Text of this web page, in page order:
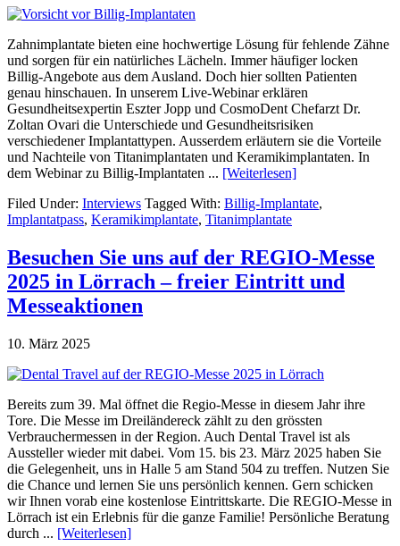
Zahnimplantate bieten eine hochwertige Lösung für fehlende Zähne
und sorgen für ein natürliches Lächeln. Immer häufiger locken
Billig-Angebote aus dem Ausland. Doch hier sollten Patienten
genau hinschauen. In unserem Live-Webinar erklären
Gesundheitsexpertin Eszter Jopp und CosmoDent Chefarzt Dr.
Zoltan Ovari die Unterschiede und Gesundheitsrisiken
verschiedener Implantattypen. Ausserdem erläutern sie die Vorteile
und Nachteile von Titanimplantaten und Keramikimplantaten. In
dem Webinar zu Billig-Implantaten ... [Weiterlesen]
Filed Under: Interviews Tagged With: Billig-Implantate,
Implantatpass, Keramikimplantate, Titanimplantate
Besuchen Sie uns auf der REGIO-Messe
2025 in Lörrach – freier Eintritt und
Messeaktionen
10. März 2025
Bereits zum 39. Mal öffnet die Regio-Messe in diesem Jahr ihre
Tore. Die Messe im Dreiländereck zählt zu den grössten
Verbrauchermessen in der Region. Auch Dental Travel ist als
Aussteller wieder mit dabei. Vom 15. bis 23. März 2025 haben Sie
die Gelegenheit, uns in Halle 5 am Stand 504 zu treffen. Nutzen Sie
die Chance und lernen Sie uns persönlich kennen. Gern schicken
wir Ihnen vorab eine kostenlose Eintrittskarte. Die REGIO-Messe in
Lörrach ist ein Erlebnis für die ganze Familie! Persönliche Beratung
durch ... [Weiterlesen]